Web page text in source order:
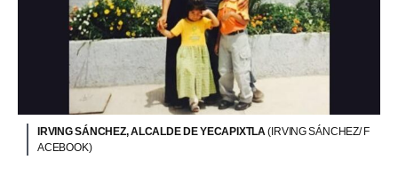
IRVING SÁNCHEZ, ALCALDE DE YECAPIXTLA(IRVING SÁNCHEZ/ F
ACEBOOK)